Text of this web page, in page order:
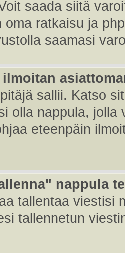
saada siitä
oma ratkaisu ja
saamasi
sallii. Katso
olla nappula, jolla
eteenpäin
nappula
tallentaa viestisi
tallennetun